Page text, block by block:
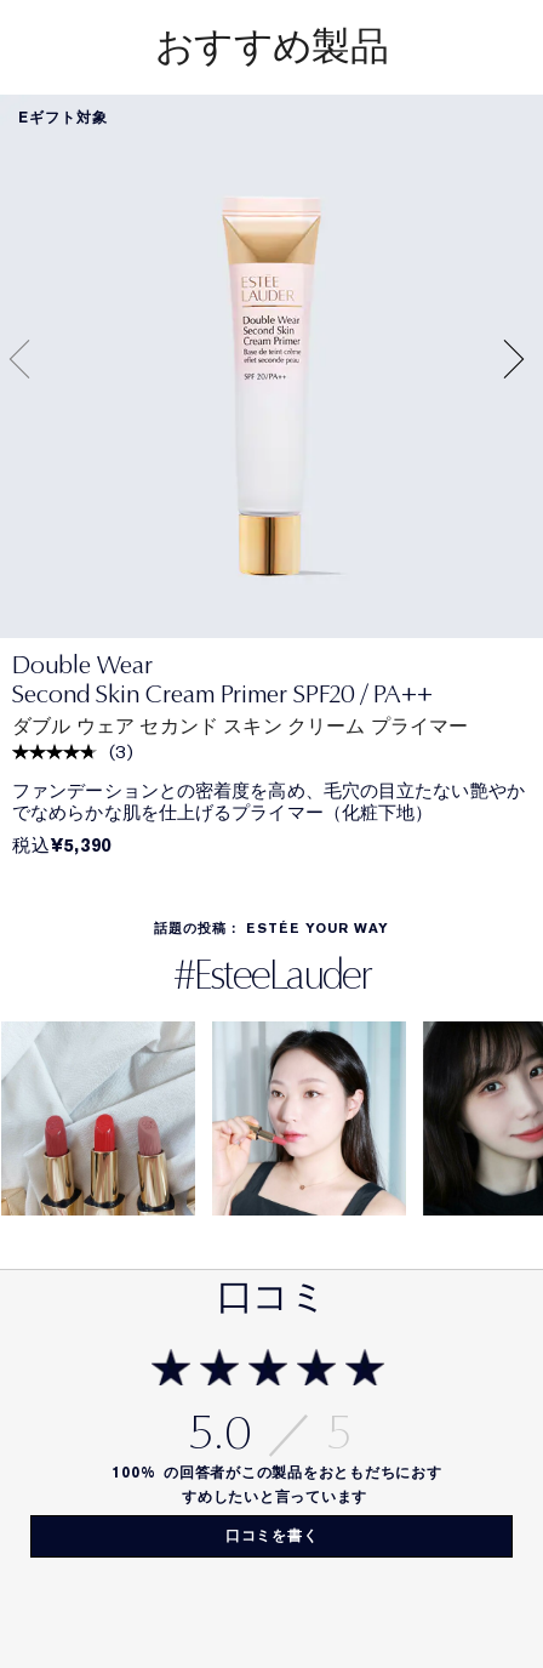
おすすめ製品
Eギフト対象
Double Wear
Second Skin Cream Primer SPF20 / PA++
ダブル ウェア セカンド スキン クリーム プライマー
(3)
ファンデーションとの密着度を高め、毛穴の目立たない艶やか
でなめらかな肌を仕上げるプライマー（化粧下地）
税込¥5,390
話題の投稿： ESTÉE YOUR WAY
#EsteeLauder
口コミ
5.0
口コミを書く
100% の回答者がこの製品をおともだちにおす
すめしたいと言っています